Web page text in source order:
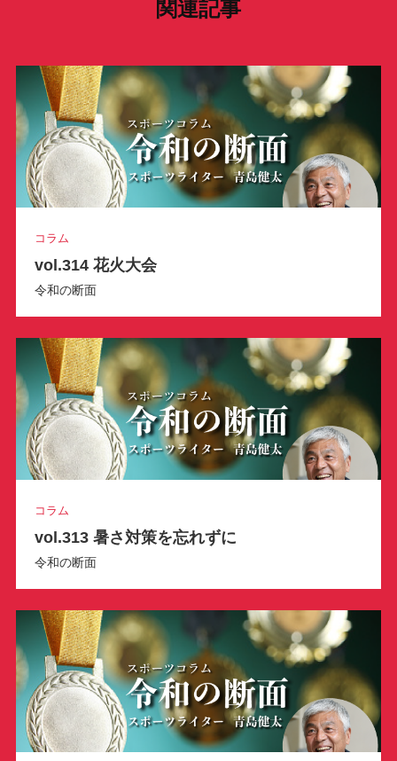
k
a
関連記事
コラム
vol.314 花火大会
令和の断面
コラム
vol.313 暑さ対策を忘れずに
令和の断面